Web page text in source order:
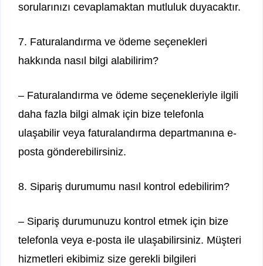
sorularınızı cevaplamaktan mutluluk duyacaktır.
7. Faturalandırma ve ödeme seçenekleri
hakkında nasıl bilgi alabilirim?
– Faturalandırma ve ödeme seçenekleriyle ilgili
daha fazla bilgi almak için bize telefonla
ulaşabilir veya faturalandırma departmanına e-
posta gönderebilirsiniz.
8. Sipariş durumumu nasıl kontrol edebilirim?
– Sipariş durumunuzu kontrol etmek için bize
telefonla veya e-posta ile ulaşabilirsiniz. Müşteri
hizmetleri ekibimiz size gerekli bilgileri